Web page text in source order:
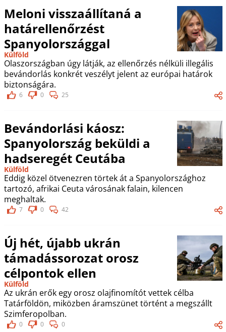
Meloni visszaállítaná a
határellenőrzést
Spanyolországgal
Külföld
Olaszországban úgy látják, az ellenőrzés nélküli illegális
bevándorlás konkrét veszélyt jelent az európai határok
biztonságára.
6 0 25
Bevándorlási káosz:
Spanyolország beküldi a
hadseregét Ceutába
Külföld
Eddig közel ötvenezren törtek át a Spanyolországhoz
tartozó, afrikai Ceuta városának falain, kilencen
meghaltak.
7 0 42
Új hét, újabb ukrán
támadássorozat orosz
célpontok ellen
Külföld
Az ukrán erők egy orosz olajfinomítót vettek célba
Tatárföldön, miközben áramszünet történt a megszállt
Szimferopolban.
0 0 0